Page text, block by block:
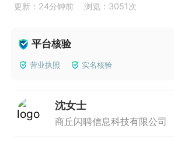
更新：24分钟前 浏览：3051次
平台核验
营业执照 实名核验
沈女士
商丘闪聘信息科技有限公司